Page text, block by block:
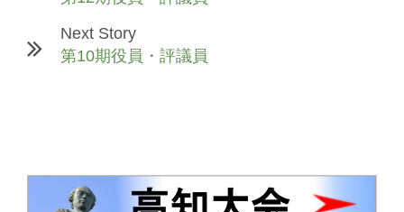
Next Story
第10期役員・評議員